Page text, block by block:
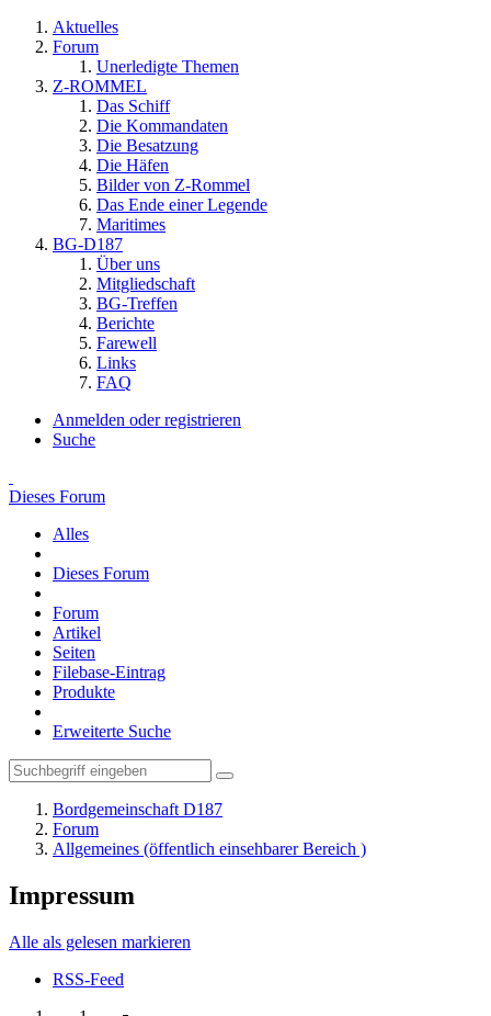
Aktuelles
Forum
Unerledigte Themen
Z-ROMMEL
Das Schiff
Die Kommandaten
Die Besatzung
Die Häfen
Bilder von Z-Rommel
Das Ende einer Legende
Maritimes
BG-D187
Über uns
Mitgliedschaft
BG-Treffen
Berichte
Farewell
Links
FAQ
Anmelden oder registrieren
Suche
Dieses Forum
Alles
Dieses Forum
Forum
Artikel
Seiten
Filebase-Eintrag
Produkte
Erweiterte Suche
Bordgemeinschaft D187
Forum
Allgemeines (öffentlich einsehbarer Bereich )
Impressum
Alle als gelesen markieren
RSS-Feed